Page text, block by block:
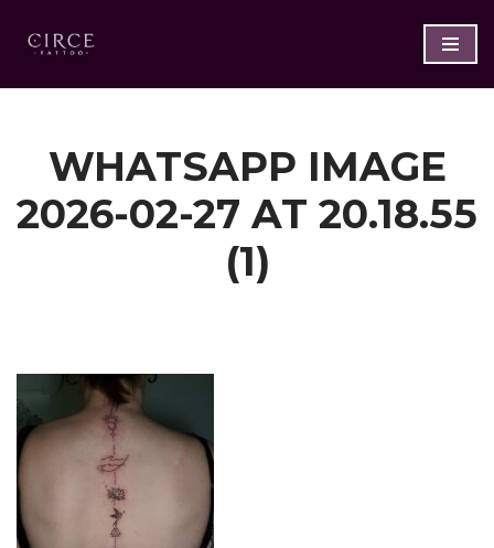
Saltar
al
WHATSAPP IMAGE
2026-02-27 AT 20.18.55
(1)